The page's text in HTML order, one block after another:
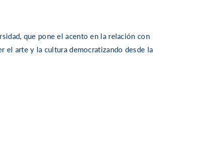
que pone el acento en la relación con
el arte y la cultura democratizando desde la